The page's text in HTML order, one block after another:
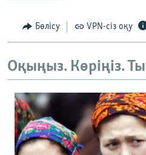
Бөлісу VPN-сіз оқу
Оқыңыз. Көріңіз.